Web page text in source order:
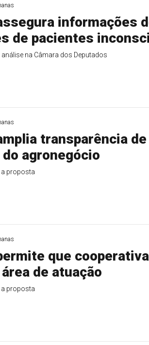
informações
de pacientes
na Câmara dos Deputados
transparência
agronegócio
proposta
que
de atuação
proposta